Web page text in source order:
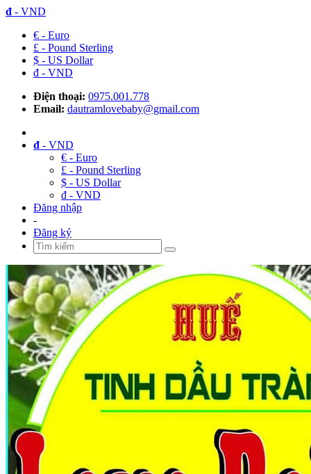
đ - VND
€ - Euro
£ - Pound Sterling
$ - US Dollar
đ - VND
Điện thoại: 0975.001.778
Email: dautramlovebaby@gmail.com
đ - VND
€ - Euro
£ - Pound Sterling
$ - US Dollar
đ - VND
Đăng nhập
-
Đăng ký